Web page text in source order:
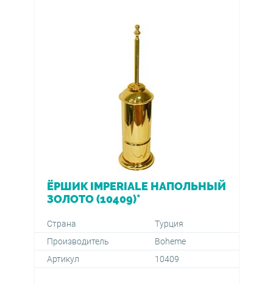
ЁРШИК IMPERIALE НАПОЛЬНЫЙ
ЗОЛОТО (10409)*
Страна
Турция
Производитель
Boheme
Артикул
10409